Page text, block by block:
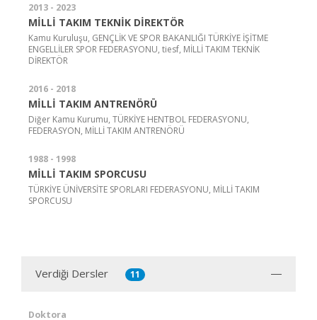
2013 - 2023
MİLLİ TAKIM TEKNİK DİREKTÖR
Kamu Kuruluşu, GENÇLİK VE SPOR BAKANLIĞI TÜRKİYE İŞİTME
ENGELLİLER SPOR FEDERASYONU, tiesf, MİLLİ TAKIM TEKNİK
DİREKTÖR
2016 - 2018
MİLLİ TAKIM ANTRENÖRÜ
Diğer Kamu Kurumu, TÜRKİYE HENTBOL FEDERASYONU,
FEDERASYON, MİLLİ TAKIM ANTRENÖRÜ
1988 - 1998
MİLLİ TAKIM SPORCUSU
TÜRKİYE ÜNİVERSİTE SPORLARI FEDERASYONU, MİLLİ TAKIM
SPORCUSU
Verdiği Dersler 11
Doktora